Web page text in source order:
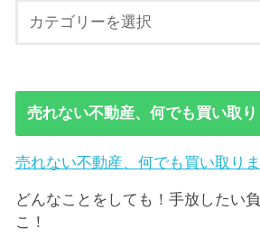
売れない不動産、何でも買い取り
売れない不動産、何でも買い取りま
どんなことをしても！手放したい
こ！